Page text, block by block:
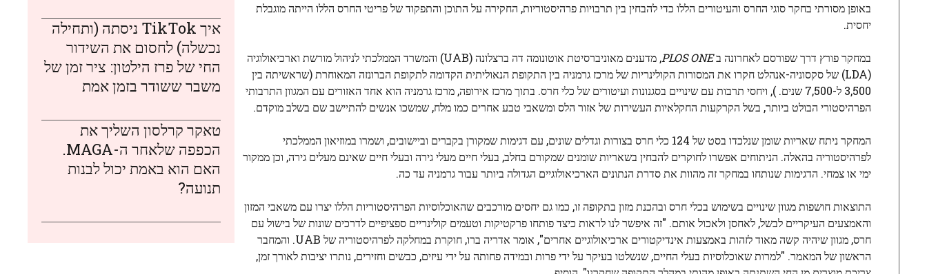
באופן מסורתי בחקר סוגי החרס והעיטורים הללו כדי להבחין בין תרבויות פרהיסטוריות, החקירה על התוכן והתפקוד של פריטי החרס הללו הייתה מוגבלת
יחסית.
במחקר פורץ דרך שפורסם לאחרונה בPLOS ONE
, מדענים מאוניברסיטת אוטונומה דה ברצלונה (UAB) והמשרד הממלכתי לניהול מורשת וארכיאולוגיה
(LDA) של סקסוניה-אנהלט חקרו את המסורות הקולינריות של מרכז גרמניה בין התקופת הנאוליתית הקדומה לתקופת הברונזה המאוחרת (שראשיתה בין
3,500 ל-7,500 שנים. ), ויחסי תרבות עם שינויים בסגנונות ועיטורים של כלי חרס. בתוך מרכז אירופה, מרכז גרמניה הוא אחד האזורים עם המגוון התרבותי
הפרהיסטורי הבולט ביותר, בשל הקרקעות החקלאיות העשירות של אזור הלס ומשאבי טבע אחרים כמו מלח, שמשכו אנשים להתיישב שם בשלב מוקדם.
המחקר ניתח שאריות שומן שנלכדו בסט של 124 כלי חרס בצורות וגדלים שונים, עם דגימות שמקורן בקברים וביישובים, ושמרו במוזיאון הממלכתי
לפרהיסטוריה בהאלה. הניתוחים אפשרו לחוקרים להבחין בשאריות שומנים שמקורם בחלב, בעלי חיים מעלי גירה ובעלי חיים שאינם מעלים גירה, וכן ממקור
ימי או צמחי. הדגימות שנותחו במחקר זה מהוות את סדרת הנתונים הארכיאולוגיים הגדולה ביותר עבור גרמניה עד כה.
התוצאות חושפות מגוון שינויים בשימוש בכלי חרס ובהכנת מזון בתקופה זו, כמו גם יחסים מורכבים שהאוכלוסיות הפרהיסטוריות הללו יצרו עם משאבי המזון
והאמצעים העיקריים לבשל, ​​לאחסן ולאכול אותם. "זה איפשר לנו לראות כיצד פותחו פרקטיקות וטעמים קולינריים ספציפיים לדרכים שונות של בישול עם
חרס, מגוון שיהיה קשה מאוד לזהות באמצעות אינדיקטורים ארכיאולוגיים אחרים", אומר אדריה ברו, חוקרת במחלקה לפרהיסטוריה של UAB. והמחבר
הראשון של המאמר. "למרות שאוכלוסיות בעלי החיים, שנשלטו בעיקר על ידי פרות ובמידה פחותה על ידי עיזים, כבשים וחזירים, נותרו יציבות לאורך זמן,
איך TikTok ניסתה (ותחילה
נכשלה) לחסום את השידור
החי של פרז הילטון: ציר זמן של
משבר ששודר בזמן אמת
טאקר קרלסון השליך את
הכפפה שלאחר ה-MAGA.
האם הוא באמת יכול לבנות
תנועה?